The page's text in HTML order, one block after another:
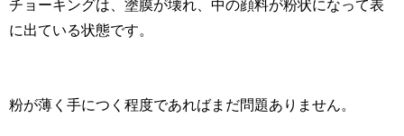
チョーキングは、塗膜が壊れ、中の顔料が粉状になって表
に出ている状態です。
粉が薄く手につく程度であればまだ問題ありません。